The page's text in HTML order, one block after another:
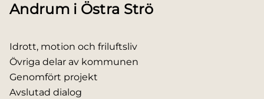
Andrum i Östra Strö
Idrott, motion och friluftsliv
Övriga delar av kommunen
Genomfört projekt
Avslutad dialog